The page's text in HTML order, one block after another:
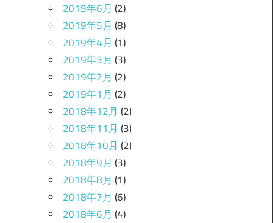
2019年6月 (2)
2019年5月 (8)
2019年4月 (1)
2019年3月 (3)
2019年2月 (2)
2019年1月 (2)
2018年12月 (2)
2018年11月 (3)
2018年10月 (2)
2018年9月 (3)
2018年8月 (1)
2018年7月 (6)
2018年6月 (4)